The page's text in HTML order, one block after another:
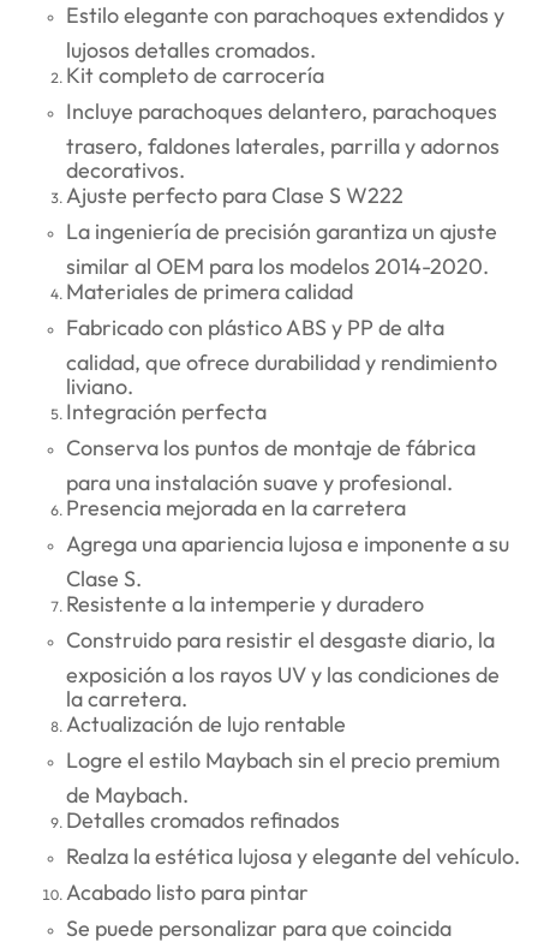
Estilo elegante con parachoques extendidos y
lujosos detalles cromados.
Kit completo de carrocería
Incluye parachoques delantero, parachoques
trasero, faldones laterales, parrilla y adornos
decorativos.
Ajuste perfecto para Clase S W222
La ingeniería de precisión garantiza un ajuste
similar al OEM para los modelos 2014-2020.
Materiales de primera calidad
Fabricado con plástico ABS y PP de alta
calidad, que ofrece durabilidad y rendimiento
liviano.
Integración perfecta
Conserva los puntos de montaje de fábrica
para una instalación suave y profesional.
Presencia mejorada en la carretera
Agrega una apariencia lujosa e imponente a su
Clase S.
Resistente a la intemperie y duradero
Construido para resistir el desgaste diario, la
exposición a los rayos UV y las condiciones de
la carretera.
Actualización de lujo rentable
Logre el estilo Maybach sin el precio premium
de Maybach.
Detalles cromados refinados
Realza la estética lujosa y elegante del vehículo.
Acabado listo para pintar
Se puede personalizar para que coincida